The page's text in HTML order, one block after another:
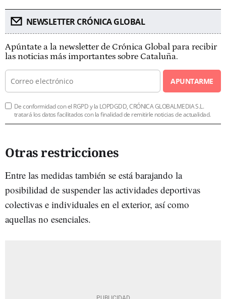
NEWSLETTER CRÓNICA GLOBAL
Apúntate a la newsletter de Crónica Global para recibir
las noticias más importantes sobre Cataluña.
APUNTARME
De conformidad con el RGPD y la LOPDGDD, CRÓNICA GLOBALMEDIA S.L.
tratará los datos facilitados con la finalidad de remitirle noticias de actualidad.
Otras restricciones
Entre las medidas también se está barajando la
posibilidad de suspender las actividades deportivas
colectivas e individuales en el exterior, así como
aquellas no esenciales.